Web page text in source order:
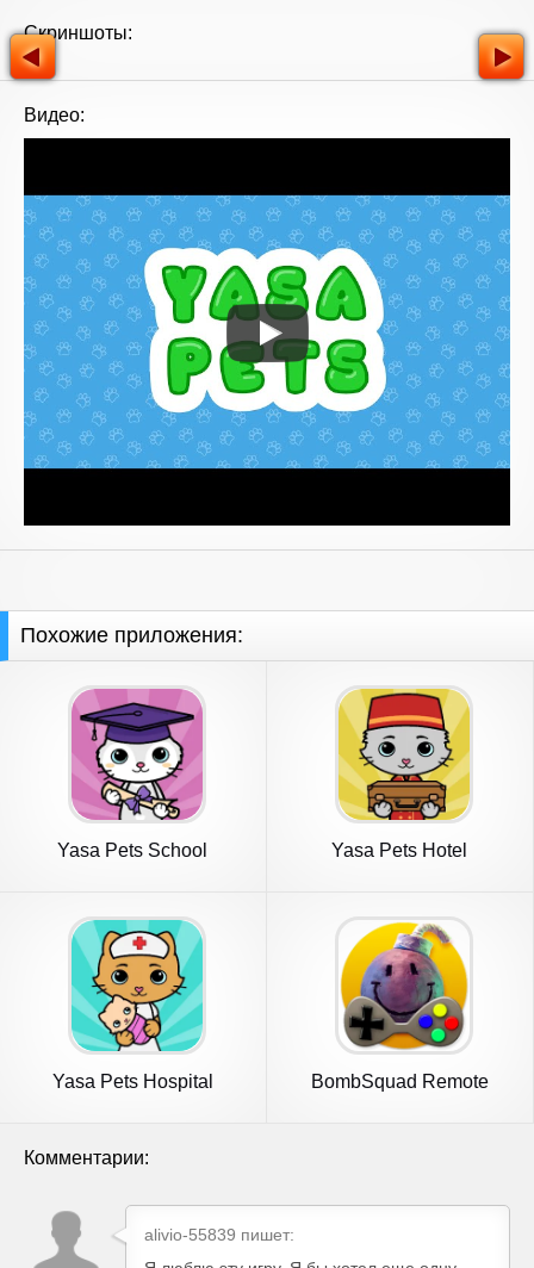
Скриншоты:
Видео:
Похожие приложения:
Yasa Pets School Yasa Pets Hotel
Yasa Pets Hospital BombSquad Remote
Комментарии:
alivio-55839 пишет: